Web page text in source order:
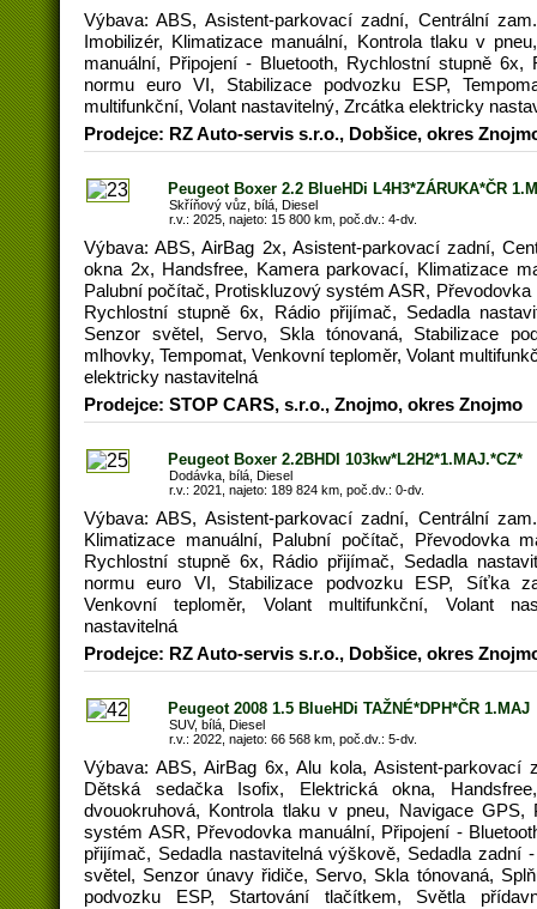
Výbava: ABS, Asistent-parkovací zadní, Centrální
Imobilizér, Klimatizace manuální, Kontrola tlaku v
manuální, Připojení - Bluetooth, Rychlostní stupně 6x,
normu euro VI, Stabilizace podvozku ESP,
multifunkční, Volant nastavitelný, Zrcátka elektricky
Prodejce: RZ Auto-servis s.r.o., Dobšice, okres
Peugeot Boxer 2.2 BlueHDi L4H3*ZÁRUKA*ČR 1.M
Skříňový vůz, bílá, Diesel
r.v.: 2025, najeto: 15 800 km, poč.dv.: 4-dv.
Výbava: ABS, AirBag 2x, Asistent-parkovací zadní,
okna 2x, Handsfree, Kamera parkovací, Klimatizace
Palubní počítač, Protiskluzový systém ASR, Převodovka
Rychlostní stupně 6x, Rádio přijímač, Sedadla
Senzor světel, Servo, Skla tónovaná, Stabilizace
mlhovky, Tempomat, Venkovní teploměr, Volant
elektricky nastavitelná
Prodejce: STOP CARS, s.r.o., Znojmo, okres Znojmo
Peugeot Boxer 2.2BHDI 103kw*L2H2*1.MAJ.*CZ*
Dodávka, bílá, Diesel
r.v.: 2021, najeto: 189 824 km, poč.dv.: 0-dv.
Výbava: ABS, Asistent-parkovací zadní, Centrální
Klimatizace manuální, Palubní počítač, Převodovka
Rychlostní stupně 6x, Rádio přijímač, Sedadla
normu euro VI, Stabilizace podvozku ESP, Síťka
Venkovní teploměr, Volant multifunkční, Volant
nastavitelná
Prodejce: RZ Auto-servis s.r.o., Dobšice, okres
Peugeot 2008 1.5 BlueHDi TAŽNÉ*DPH*ČR 1.MAJ
SUV, bílá, Diesel
r.v.: 2022, najeto: 66 568 km, poč.dv.: 5-dv.
Výbava: ABS, AirBag 6x, Alu kola, Asistent-parkovací
Dětská sedačka Isofix, Elektrická okna,
dvouokruhová, Kontrola tlaku v pneu, Navigace GPS,
systém ASR, Převodovka manuální, Připojení -
přijímač, Sedadla nastavitelná výškově, Sedadla zadní
světel, Senzor únavy řidiče, Servo, Skla tónovaná,
podvozku ESP, Startování tlačítkem, Světla